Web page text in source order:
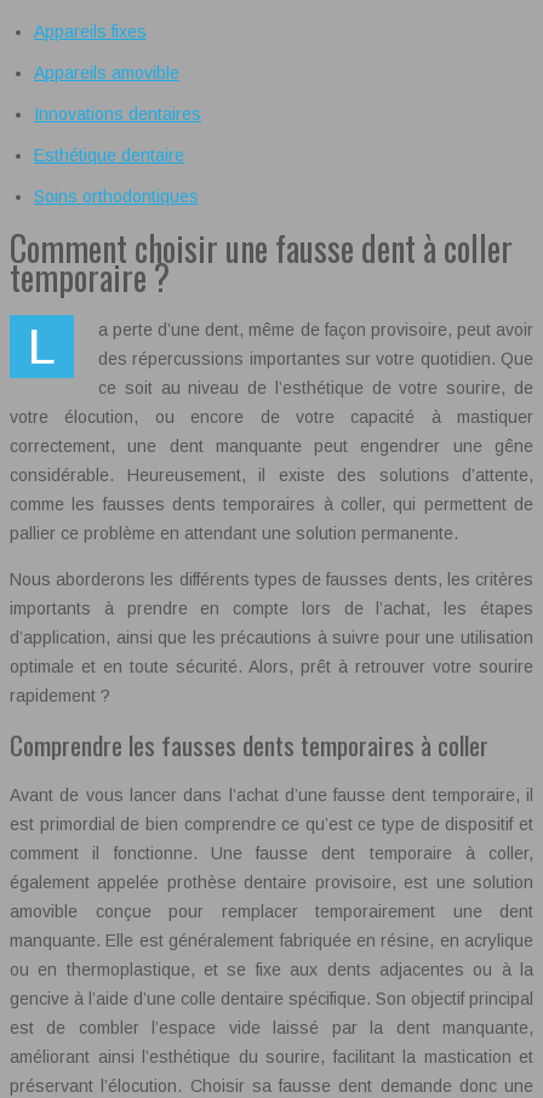
Appareils fixes
Appareils amovible
Innovations dentaires
Esthétique dentaire
Soins orthodontiques
Comment choisir une fausse dent à coller
temporaire ?
La perte d’une dent, même de façon provisoire, peut avoir
des répercussions importantes sur votre quotidien. Que
ce soit au niveau de l’esthétique de votre sourire, de
votre élocution, ou encore de votre capacité à mastiquer
correctement, une dent manquante peut engendrer une gêne
considérable. Heureusement, il existe des solutions d’attente,
comme les fausses dents temporaires à coller, qui permettent de
pallier ce problème en attendant une solution permanente.
Nous aborderons les différents types de fausses dents, les critères
importants à prendre en compte lors de l’achat, les étapes
d’application, ainsi que les précautions à suivre pour une utilisation
optimale et en toute sécurité. Alors, prêt à retrouver votre sourire
rapidement ?
Comprendre les fausses dents temporaires à coller
Avant de vous lancer dans l’achat d’une fausse dent temporaire, il
est primordial de bien comprendre ce qu’est ce type de dispositif et
comment il fonctionne. Une fausse dent temporaire à coller,
également appelée prothèse dentaire provisoire, est une solution
amovible conçue pour remplacer temporairement une dent
manquante. Elle est généralement fabriquée en résine, en acrylique
ou en thermoplastique, et se fixe aux dents adjacentes ou à la
gencive à l’aide d’une colle dentaire spécifique. Son objectif principal
est de combler l’espace vide laissé par la dent manquante,
améliorant ainsi l’esthétique du sourire, facilitant la mastication et
préservant l’élocution. Choisir sa fausse dent demande donc une